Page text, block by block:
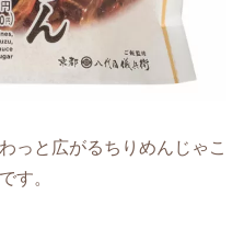
っと広がるちりめんじゃこ
す。